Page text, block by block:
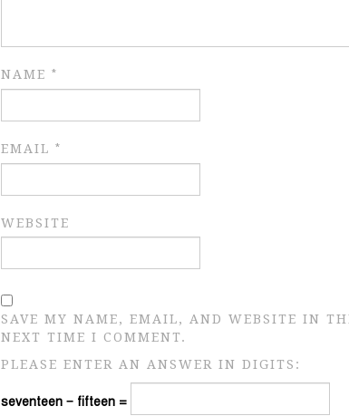
NAME *
EMAIL *
WEBSITE
SAVE MY NAME, EMAIL, AND WEBSITE IN
NEXT TIME I COMMENT.
PLEASE ENTER AN ANSWER IN DIGITS:
seventeen − fifteen =